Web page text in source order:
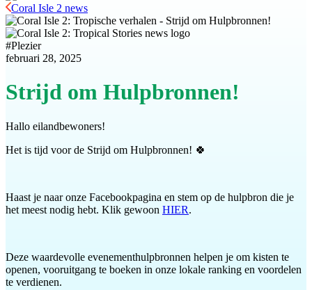
Coral Isle 2 news
#Plezier
februari 28, 2025
Strijd om Hulpbronnen!
Hallo eilandbewoners!
Het is tijd voor de Strijd om Hulpbronnen! 🍀
Haast je naar onze Facebookpagina en stem op de hulpbron die je
het meest nodig hebt. Klik gewoon HIER.
Deze waardevolle evenementhulpbronnen helpen je om kisten te
openen, vooruitgang te boeken in onze lokale ranking en voordelen
te verdienen.